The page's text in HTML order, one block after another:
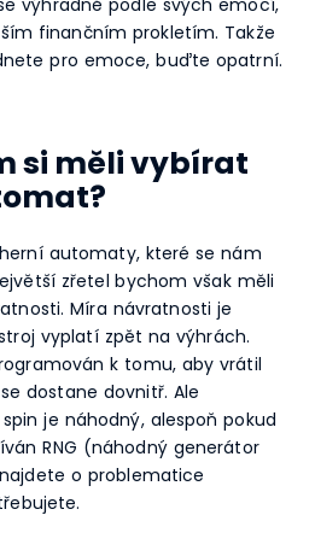
finančním prokletím. Takže
pro emoce, buďte opatrní.
si měli vybírat
automaty, které se nám
zřetel bychom však měli
Míra návratnosti je
vyplatí zpět na výhrách.
k tomu, aby vrátil
dostane dovnitř. Ale
je náhodný, alespoň pokud
RNG (náhodný generátor
o problematice